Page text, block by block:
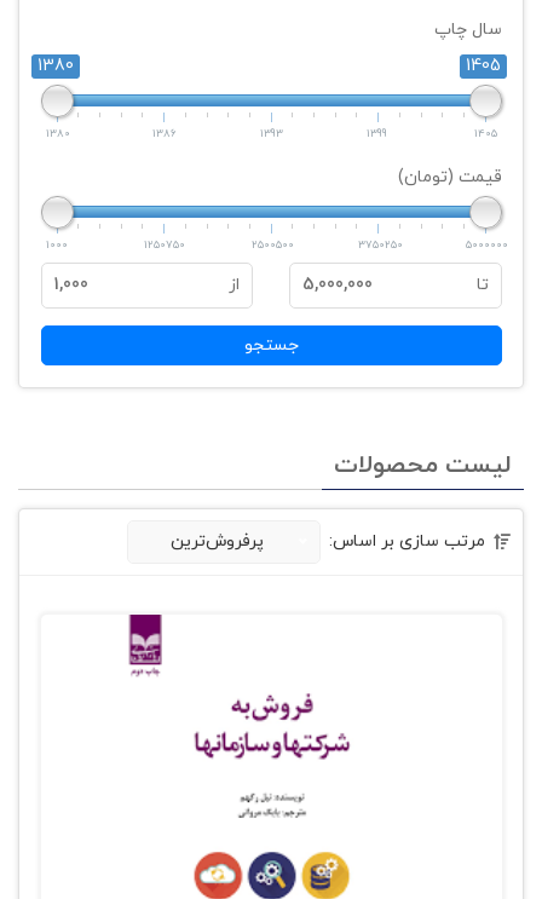
سال چاپ
1380
1405
1380 1386 1393 1399 1405
قیمت (تومان)
1000 1250750 2500500 3750250 5000000
تا 5,000,000 از 1,000
جستجو
لیست محصولات
مرتب سازی بر اساس: پرفروش‌ترین